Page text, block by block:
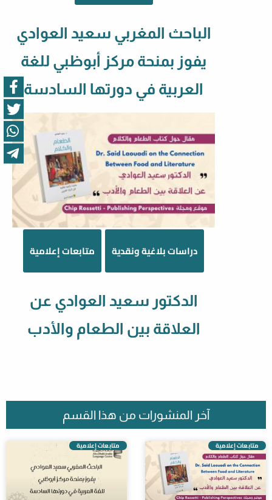
الباحث المغربي سعيد العوادي
يفوز بمنحة مركز أبوظبي للغة
العربية في دورتها السادسة
متابعات إعلامية دراسات بلاغية ونقدية
الدكتور سعيد العوادي عن
العلاقة بين الطعام والأدب
آخر المنشورات من هذا القسم
متابعات إعلامية متابعات إعلامية